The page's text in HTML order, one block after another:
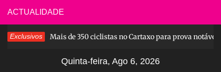
Skip
to
content
ACTUALIDADE
Exclusivos
4 dias ago Mais de 350 ciclistas no Cartaxo para prova notável
Quinta-feira, Ago 6, 2026